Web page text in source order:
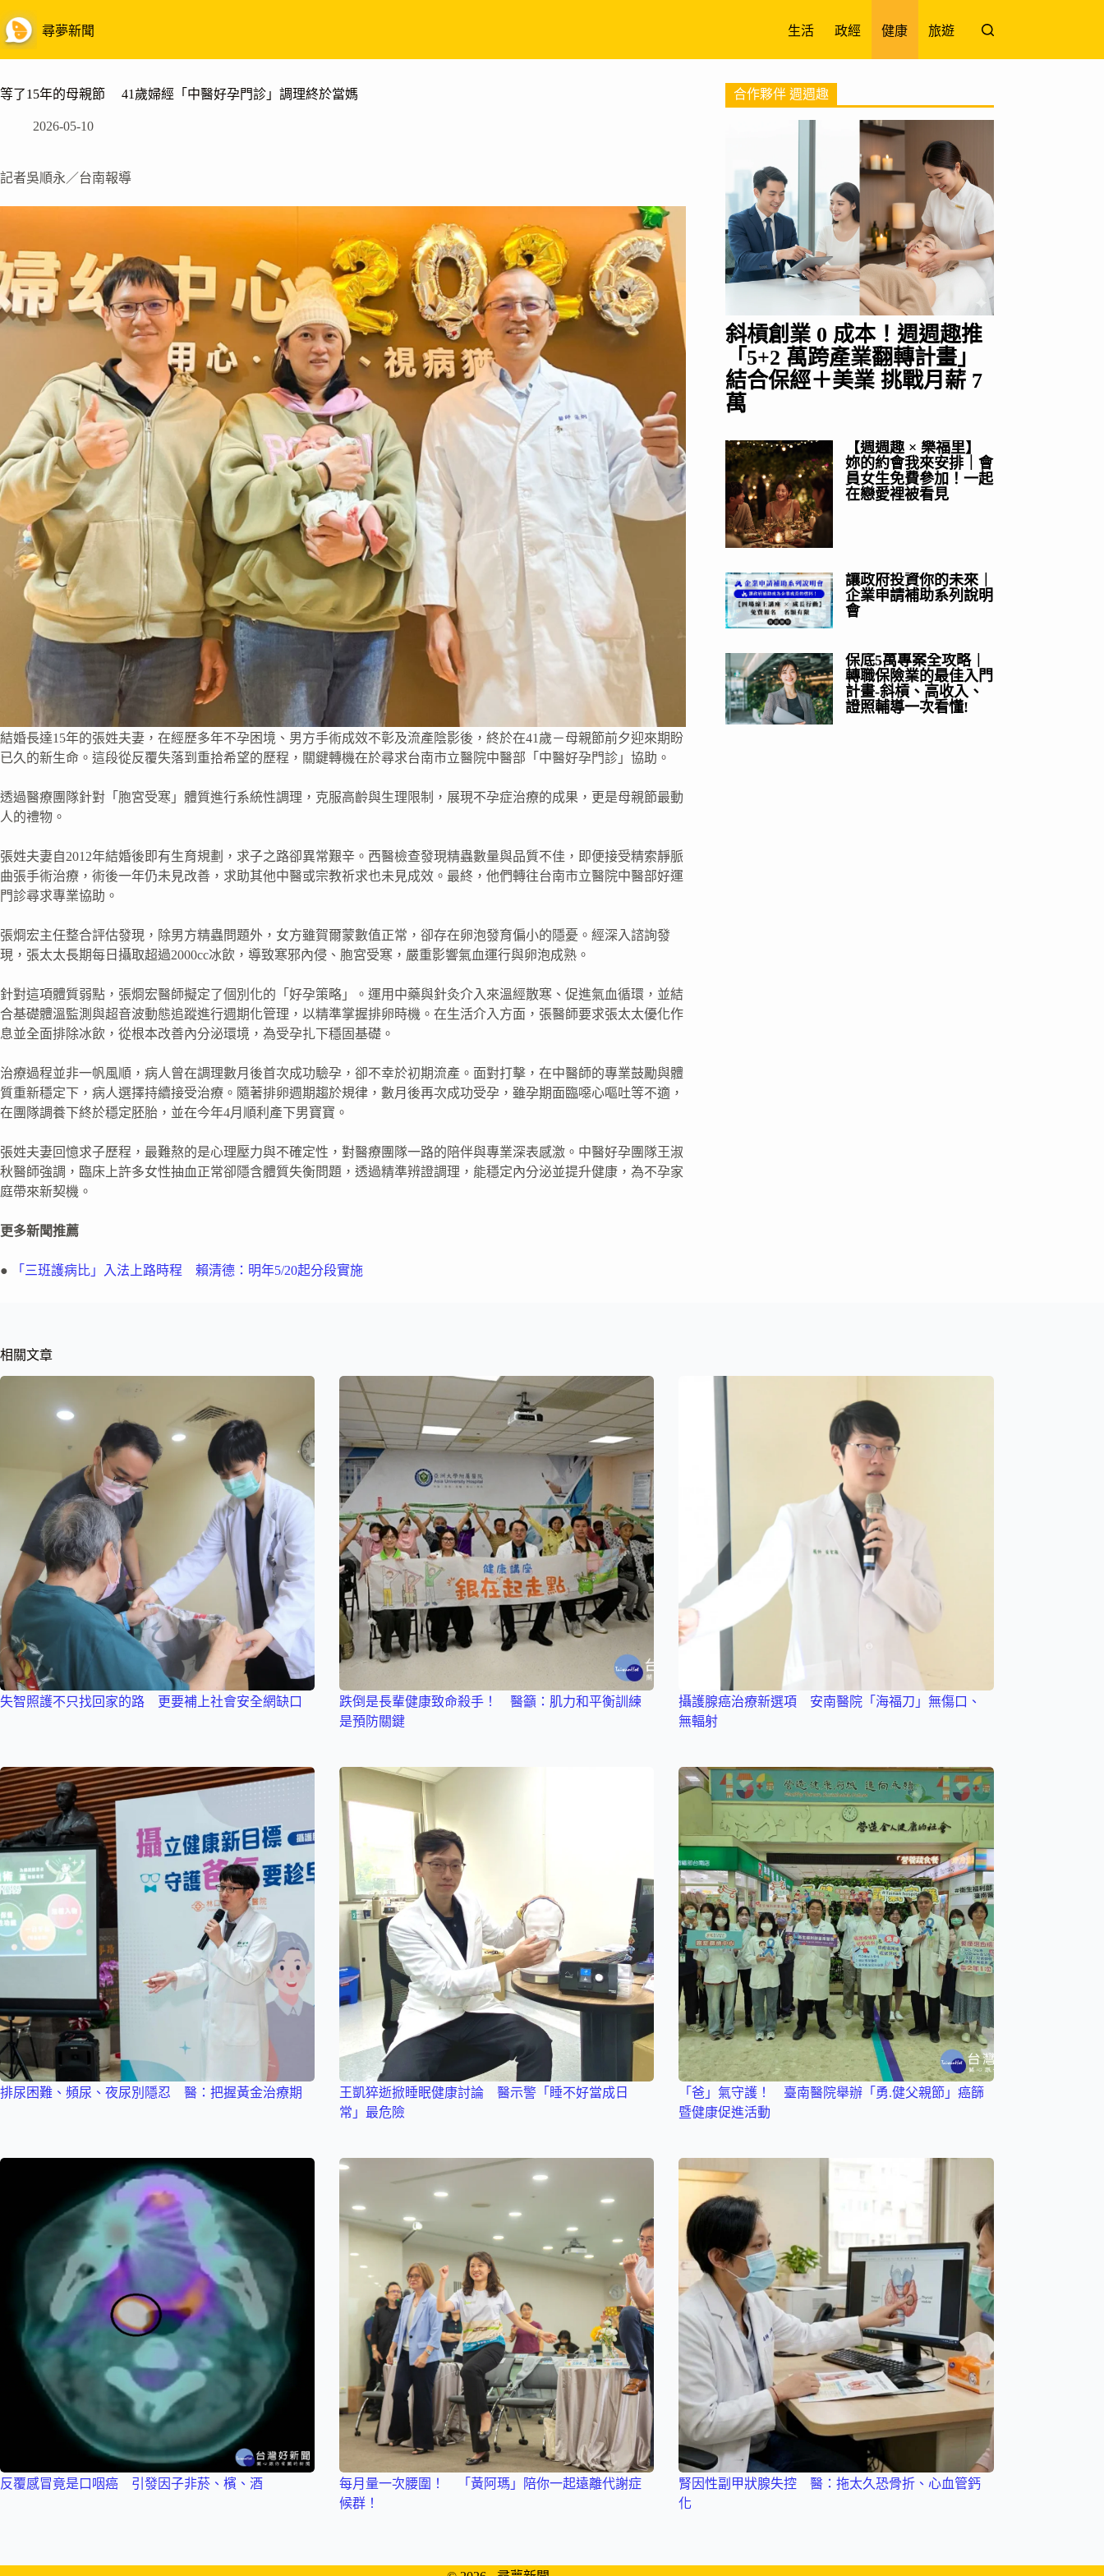
至
主
內
尋夢新聞 生活 政經 健康 旅遊
等了15年的母親節 41歲婦經「中醫好孕門診」調理終於當媽
2026-05-10
記者吳順永／台南報導
結婚長達15年的張姓夫妻，在經歷多年不孕困境、男方手術成效不彰及流產陰影後，終於在41歲－母親節前夕迎來期盼
已久的新生命。這段從反覆失落到重拾希望的歷程，關鍵轉機在於尋求台南市立醫院中醫部「中醫好孕門診」協助。
透過醫療團隊針對「胞宮受寒」體質進行系統性調理，克服高齡與生理限制，展現不孕症治療的成果，更是母親節最動
人的禮物。
張姓夫妻自2012年結婚後即有生育規劃，求子之路卻異常艱辛。西醫檢查發現精蟲數量與品質不佳，即便接受精索靜脈
曲張手術治療，術後一年仍未見改善，求助其他中醫或宗教祈求也未見成效。最終，他們轉往台南市立醫院中醫部好運
門診尋求專業協助。
張烱宏主任整合評估發現，除男方精蟲問題外，女方雖賀爾蒙數值正常，卻存在卵泡發育偏小的隱憂。經深入諮詢發
現，張太太長期每日攝取超過2000cc冰飲，導致寒邪內侵、胞宮受寒，嚴重影響氣血運行與卵泡成熟。
針對這項體質弱點，張烱宏醫師擬定了個別化的「好孕策略」。運用中藥與針灸介入來溫經散寒、促進氣血循環，並結
合基礎體溫監測與超音波動態追蹤進行週期化管理，以精準掌握排卵時機。在生活介入方面，張醫師要求張太太優化作
息並全面排除冰飲，從根本改善內分泌環境，為受孕扎下穩固基礎。
治療過程並非一帆風順，病人曾在調理數月後首次成功驗孕，卻不幸於初期流產。面對打擊，在中醫師的專業鼓勵與體
質重新穩定下，病人選擇持續接受治療。隨著排卵週期趨於規律，數月後再次成功受孕，雖孕期面臨噁心嘔吐等不適，
在團隊調養下終於穩定胚胎，並在今年4月順利產下男寶寶。
張姓夫妻回憶求子歷程，最難熬的是心理壓力與不確定性，對醫療團隊一路的陪伴與專業深表感激。中醫好孕團隊王淑
秋醫師強調，臨床上許多女性抽血正常卻隱含體質失衡問題，透過精準辨證調理，能穩定內分泌並提升健康，為不孕家
庭帶來新契機。
更多新聞推薦
● 「三班護病比」入法上路時程 賴清德：明年5/20起分段實施
合作夥伴 週週趣
斜槓創業 0 成本！週週趣推
「5+2 萬跨產業翻轉計畫」
結合保經＋美業 挑戰月薪 7
萬
【週週趣 × 樂福里】
妳的約會我來安排｜會
員女生免費參加！一起
在戀愛裡被看見
讓政府投資你的未來｜
企業申請補助系列說明
會
保底5萬專案全攻略｜
轉職保險業的最佳入門
計畫-斜槓、高收入、
證照輔導一次看懂!
相關文章
失智照護不只找回家的路 更要補上社會安全網缺口
跌倒是長輩健康致命殺手！ 醫籲：肌力和平衡訓練
是預防關鍵
攝護腺癌治療新選項 安南醫院「海福刀」無傷口、
無輻射
排尿困難、頻尿、夜尿別隱忍 醫：把握黃金治療期
王凱猝逝掀睡眠健康討論 醫示警「睡不好當成日
常」最危險
「爸」氣守護！ 臺南醫院舉辦「勇.健父親節」癌篩
暨健康促進活動
反覆感冒竟是口咽癌 引發因子非菸、檳、酒
每月量一次腰圍！ 「黃阿瑪」陪你一起遠離代謝症
候群！
腎因性副甲狀腺失控 醫：拖太久恐骨折、心血管鈣
化